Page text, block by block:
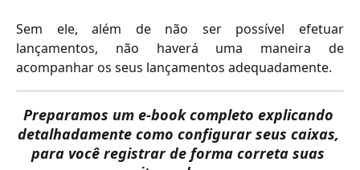
Sem ele, além de não ser possível efetuar
lançamentos, não haverá uma maneira de
acompanhar os seus lançamentos adequadamente.
Preparamos um e-book completo explicando
detalhadamente como configurar seus caixas,
para você registrar de forma correta suas